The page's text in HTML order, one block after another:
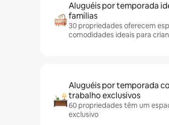
Aluguéis por temporada
famílias
30 propriedades oferecem
comodidades ideais para
Aluguéis por temporada
trabalho exclusivos
60 propriedades têm um
exclusivo